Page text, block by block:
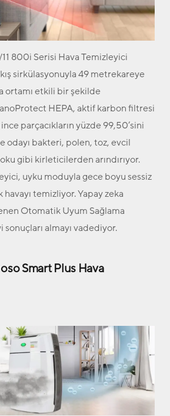
800i Serisi Hava Temizleyici
sirkülasyonuyla 49 metrekareye
ortamı etkili bir şekilde
HEPA, aktif karbon filtresi
parçacıkların yüzde 99,50’sini
odayı bakteri, polen, toz, evcil
gibi kirleticilerden arındırıyor.
uyku moduyla gece boyu sessiz
havayı temizliyor. Yapay zeka
Otomatik Uyum Sağlama
sonuçları almayı vadediyor.
Smart Plus Hava